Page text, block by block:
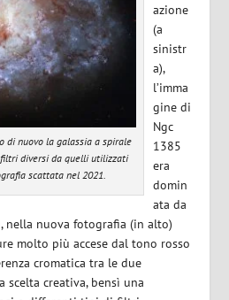
di nuovo la galassia a spirale
diversi da quelli utilizzati
scattata nel 2021.
azione
(a
sinistr
a),
l’imma
gine di
Ngc
1385
era
domin
ata da
nuova fotografia (in alto)
molto più accese dal tono rosso
cromatica tra le due
scelta creativa, bensì una